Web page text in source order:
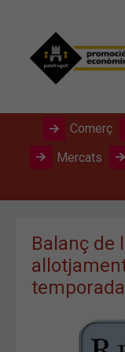
Comerç
Mercats
Balanç de